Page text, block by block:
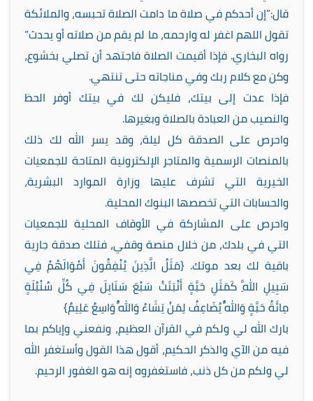
قال:”إن أحدكم في صلاة ما دامت الصلاة تحبسه، والملائكة
تقول اللهم اغفر له وارحمه، ما لم يقم من صلاته أو يحدث”
رواه البخاري. فإذا أقيمت الصلاة فاجتهد أن تصلي بخشوع،
وكن مع كلام ربك وفي مناجاته حتى تنتهي.
فإذا عدت إلى بيتك، فليكن لك في بيتك أوفر الحظ
والنصيب من العبادة بالصلاة وبغيرها.
واحرص على الصدقة كل ليلة، وقد يسر الله لك ذلك
بالمنصات الرسمية والمتاجر الإلكترونية المتاحة للجمعيات
الخيرية التي تشرف عليها وزارة الموارد البشرية،
والحسابات التي تخصصها البنوك المحلية.
واحرص على المشاركة في الأوقاف المحلية للجمعيات
التي في بلدك، من خلال منصة وقفي، فتلك صدقة جارية
باقية لك بعد موتك. {مَثَلُ الَّذِينَ يُنْفِقُونَ أَمْوَالَهُمْ فِي
سَبِيلِ اللَّهِ كَمَثَلِ حَبَّةٍ أَنْبَتَتْ سَبْعَ سَنَابِلَ فِي كُلِّ سُنْبُلَةٍ
مِائَةُ حَبَّةٍ وَاللَّهُ يُضَاعِفُ لِمَنْ يَشَاءُ وَاللَّهُ وَاسِعٌ عَلِيمٌ}
بارك الله لي ولكم في القرآن العظيم، ونفعني وإياكم بما
فيه من الآي والذكر الحكيم، أقول هذا القول وأستغفر الله
لي ولكم من كل ذنب، فاستغفروه إنه هو الغفور الرحيم.